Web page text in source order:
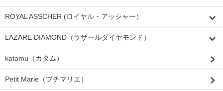
ROYAL ASSCHER (ロイヤル・アッシャー）
LAZARE DIAMOND（ラザールダイヤモンド）
katamu（カタム）
Petit Marie（プチマリエ）